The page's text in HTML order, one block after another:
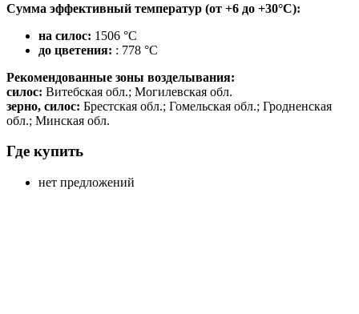
Сумма эффективный температур (от +6 до +30°С):
на силос: 1506 °С
до цветения: : 778 °С
Рекомендованные зоны возделывания:
силос: Витебская обл.; Могилевская обл.
зерно, силос: Брестская обл.; Гомельская обл.; Гродненская
обл.; Минская обл.
Где купить
нет предложений